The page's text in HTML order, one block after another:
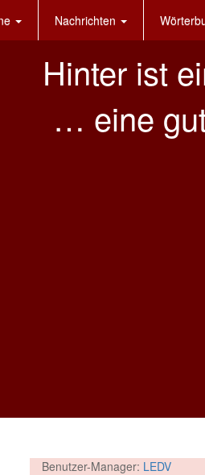
Nachrichten
Hinter ist
… eine
Benutzer-Manager: LEDV